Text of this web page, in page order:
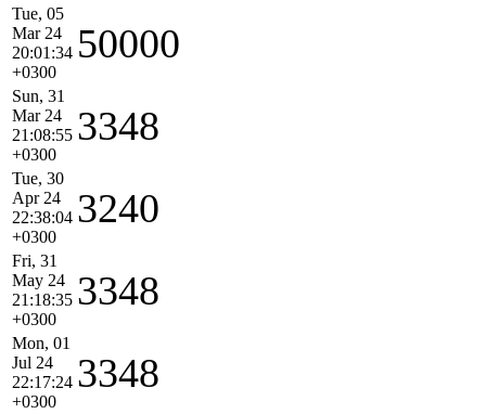
Tue, 05
Mar 24
20:01:34
+0300
50000
Sun, 31
Mar 24
21:08:55
+0300
3348
Tue, 30
Apr 24
22:38:04
+0300
3240
Fri, 31
May 24
21:18:35
+0300
3348
Mon, 01
Jul 24
22:17:24
+0300
3348